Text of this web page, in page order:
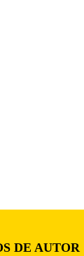
DE AUTOR